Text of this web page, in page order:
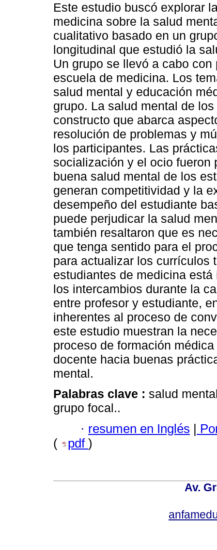
Este estudio buscó explorar
medicina sobre la salud
cualitativo basado en un
longitudinal que estudió la
Un grupo se llevó a cabo
escuela de medicina. Los
salud mental y educación
grupo. La salud mental de
constructo que abarca
resolución de problemas y
los participantes. Las
socialización y el ocio fueron
buena salud mental de los
generan competitividad y la
desempeño del estudiante
puede perjudicar la salud
también resaltaron que es
que tenga sentido para el
para actualizar los currículos
estudiantes de medicina
los intercambios durante la
entre profesor y estudiante,
inherentes al proceso de
este estudio muestran la
proceso de formación
docente hacia buenas
mental.
Palabras clave : salud
grupo focal..
· resumen en Inglés |
(
pdf )
Av.